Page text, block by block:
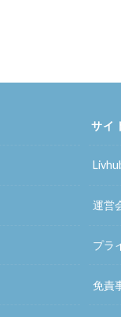
サイ
運営
プラ
免責